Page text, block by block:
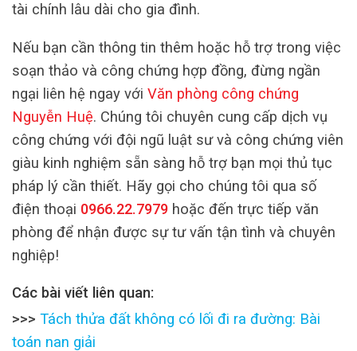
tài chính lâu dài cho gia đình.
Nếu bạn cần thông tin thêm hoặc hỗ trợ trong việc
soạn thảo và công chứng hợp đồng, đừng ngần
ngại liên hệ ngay với Văn phòng công chứng
Nguyễn Huệ. Chúng tôi chuyên cung cấp dịch vụ
công chứng với đội ngũ luật sư và công chứng viên
giàu kinh nghiệm sẵn sàng hỗ trợ bạn mọi thủ tục
pháp lý cần thiết. Hãy gọi cho chúng tôi qua số
điện thoại 0966.22.7979 hoặc đến trực tiếp văn
phòng để nhận được sự tư vấn tận tình và chuyên
nghiệp!
Các bài viết liên quan:
>>> Tách thửa đất không có lối đi ra đường: Bài
toán nan giải